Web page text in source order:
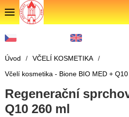
Úvod / VČELÍ KOSMETIKA
/
Včelí kosmetika - Bione BIO MED + Q10
Regenerační
Q10 260 ml